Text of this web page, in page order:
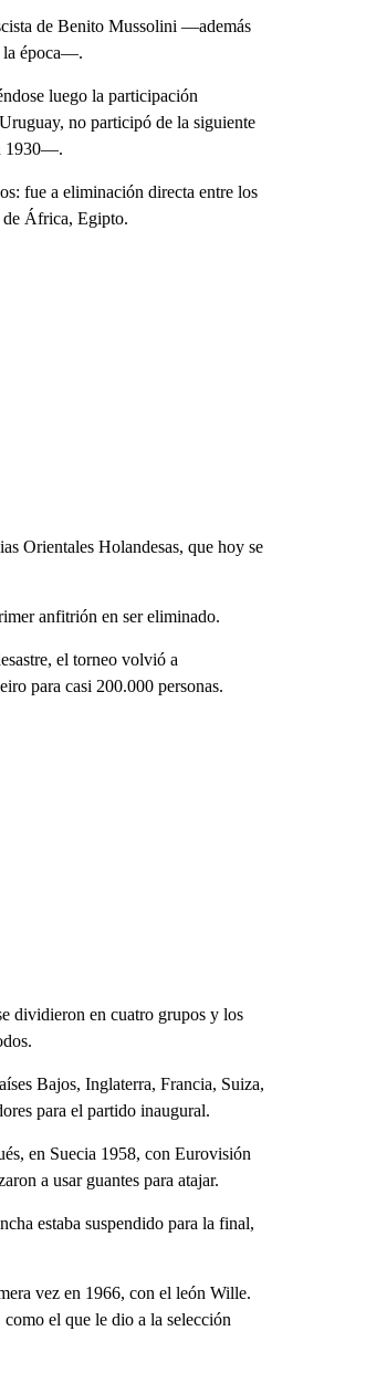
de Benito Mussolini —además
la época—.
luego la participación
no participó de la siguiente
1930—.
fue a eliminación directa entre los
de África, Egipto.
Orientales Holandesas, que hoy se
anfitrión en ser eliminado.
el torneo volvió a
para casi 200.000 personas.
dividieron en cuatro grupos y los
Bajos, Inglaterra, Francia, Suiza,
para el partido inaugural.
en Suecia 1958, con Eurovisión
a usar guantes para atajar.
estaba suspendido para la final,
vez en 1966, con el león Wille.
el que le dio a la selección